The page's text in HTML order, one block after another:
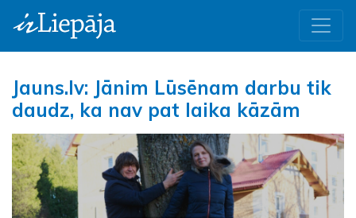
Jauns.lv: Jānim Lūsēnam darbu tik
daudz, ka nav pat laika kāzām